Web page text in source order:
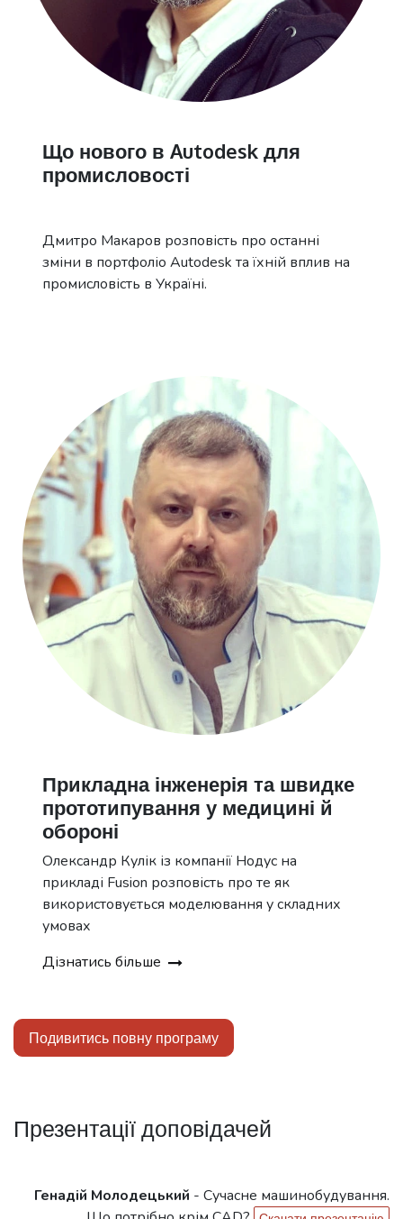
Що нового в Autodesk для
промисловості
Дмитро Макаров розповість про останні
зміни в портфоліо Autodesk та їхній вплив на
промисловість в Україні.
Прикладна інженерія та швидке
прототипування у медицині й
обороні
Олександр Кулік із компанії Нодус на
прикладі Fusion розповість про те як
використовується моделювання у складних
умовах
Дізнатись більше
Подивитись повну програму
Презентації доповідачей
Генадій Молодецький - Сучасне машинобудування.